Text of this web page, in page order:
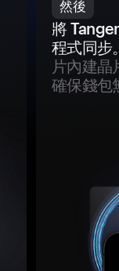
然後
將
程式同步
片內建晶
確保錢包